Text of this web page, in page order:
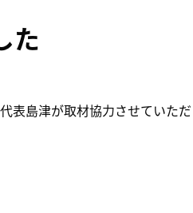
た
表島津が取材協力させていただ